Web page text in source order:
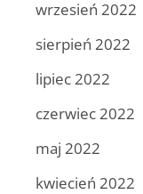
wrzesień 2022
sierpień 2022
lipiec 2022
czerwiec 2022
maj 2022
kwiecień 2022